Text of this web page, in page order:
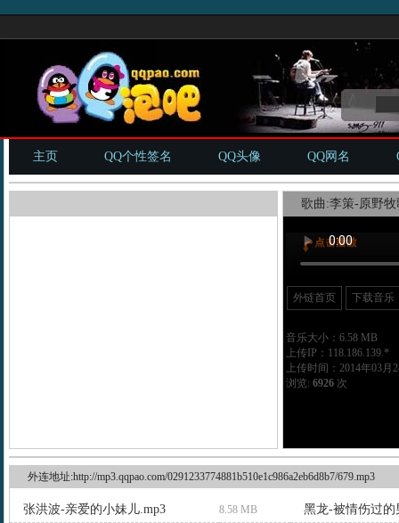
主页 QQ个性签名 QQ头像 QQ网名
歌曲:李策-原野牧
外链首页 下载音乐
音乐大小：6.58 MB
上传IP：118.186.139.*
上传时间：2014年03月
浏览: 6926次
外连地址:http://mp3.qqpao.com/0291233774881b510e1c986a2eb6d8b7/679.mp3
张洪波-亲爱的小妹儿.mp3 8.58 MB
黑龙-被情伤过的